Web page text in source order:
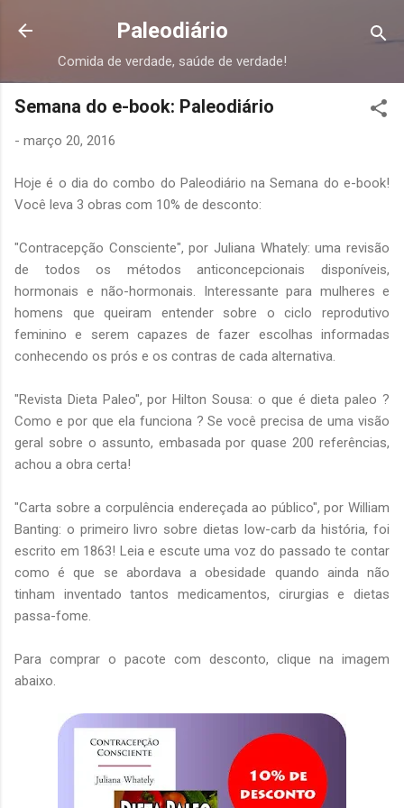
Pular para o conteúdo principal
Paleodiário
Comida de verdade, saúde de verdade!
Semana do e-book: Paleodiário
- março 20, 2016
Hoje é o dia do combo do Paleodiário na Semana do e-book!
Você leva 3 obras com 10% de desconto:
"Contracepção Consciente", por Juliana Whately: uma revisão
de todos os métodos anticoncepcionais disponíveis,
hormonais e não-hormonais. Interessante para mulheres e
homens que queiram entender sobre o ciclo reprodutivo
feminino e serem capazes de fazer escolhas informadas
conhecendo os prós e os contras de cada alternativa.
"Revista Dieta Paleo", por Hilton Sousa: o que é dieta paleo ?
Como e por que ela funciona ? Se você precisa de uma visão
geral sobre o assunto, embasada por quase 200 referências,
achou a obra certa!
"Carta sobre a corpulência endereçada ao público", por William
Banting: o primeiro livro sobre dietas low-carb da história, foi
escrito em 1863! Leia e escute uma voz do passado te contar
como é que se abordava a obesidade quando ainda não
tinham inventado tantos medicamentos, cirurgias e dietas
passa-fome.
Para comprar o pacote com desconto, clique na imagem
abaixo.